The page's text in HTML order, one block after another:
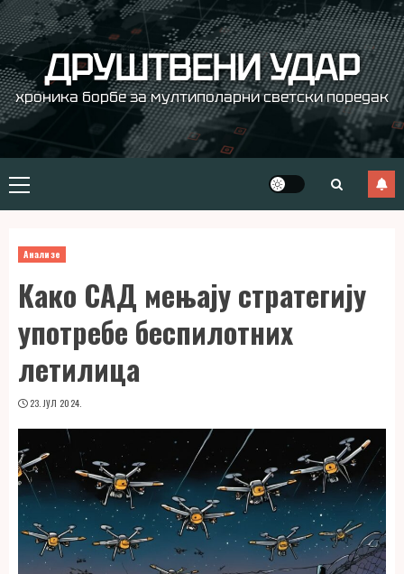
Skip
to
content ДРУШТВЕНИ УДАР
хроника борбе за мултиполарни светски поредак
Primary
Menu
Анализе
Како САД мењају стратегију
употребе беспилотних
летилица
23. ЈУЛ 2024.